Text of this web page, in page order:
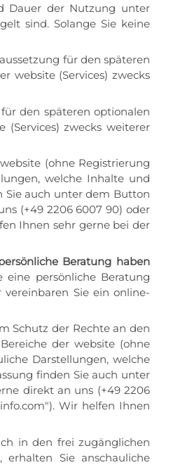
Dauer der Nutzung unter
sind. Solange Sie keine
für den späteren
website (Services) zwecks
den späteren optionalen
zwecks weiterer
(ohne Registrierung
welche Inhalte und
Sie auch unter dem Button
(+49 2206 6007 90) oder
Ihnen sehr gerne bei der
Beratung haben
persönliche Beratung
Sie ein online-
Schutz der Rechte an den
der website (ohne
Darstellungen, welche
finden Sie auch unter
direkt an uns (+49 2206
Wir helfen Ihnen
in den frei zugänglichen
Sie anschauliche